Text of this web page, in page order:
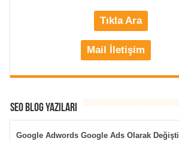
Tıkla Ara
Mail İletişim
Seo Blog Yazıları
Google Adwords Google Ads Olarak Değişti